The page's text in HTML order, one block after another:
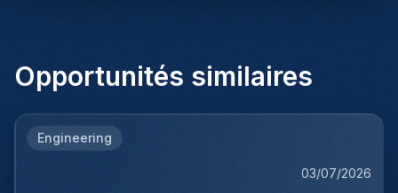
Opportunités similaires
Engineering
03/07/2026